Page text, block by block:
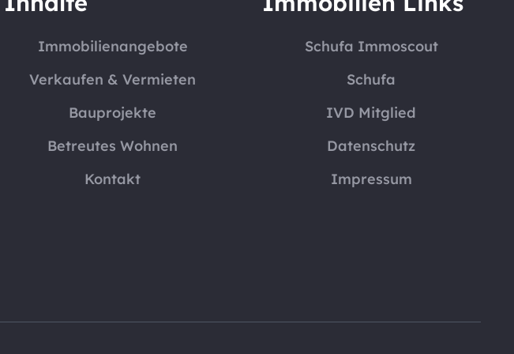
Immobilienangebote
Verkaufen & Vermieten
Bauprojekte
Betreutes Wohnen
Kontakt
Schufa Immoscout
Schufa
IVD Mitglied
Datenschutz
Impressum